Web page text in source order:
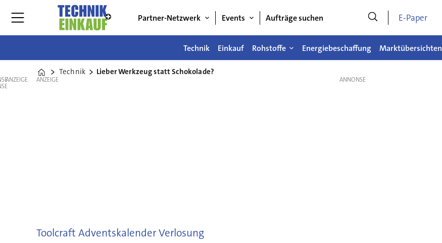
Partner-Netzwerk Events Aufträge suchen E-Paper
Technik Einkauf Rohstoffe Energiebeschaffung Marktübersichten
Home
Technik Lieber Werkzeug statt Schokolade?
ANZEIGE ANZEIGE
Toolcraft Adventskalender Verlosung